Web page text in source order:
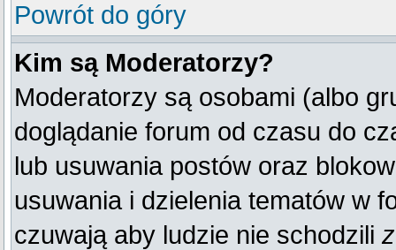
Powrót do góry
Kim są Moderatorzy?
Moderatorzy są osobami (albo
doglądanie forum od czasu do
lub usuwania postów oraz
usuwania i dzielenia tematów w
czuwają aby ludzie nie schodzili